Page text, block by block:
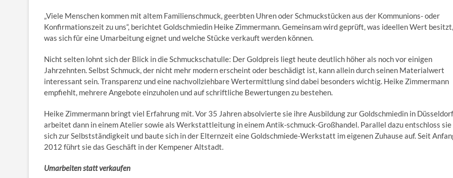
„Viele Menschen kommen mit altem Familienschmuck, geerbten Uhren oder Schmuckstücken aus der Kommunions- oder
Konfirmationszeit zu uns“, berichtet Goldschmiedin Heike Zimmermann. Gemeinsam wird geprüft, was ideellen Wert besitzt,
was sich für eine Umarbeitung eignet und welche Stücke verkauft werden können.
Nicht selten lohnt sich der Blick in die Schmuckschatulle: Der Goldpreis liegt heute deutlich höher als noch vor einigen
Jahrzehnten. Selbst Schmuck, der nicht mehr modern erscheint oder beschädigt ist, kann allein durch seinen Materialwert
interessant sein. Transparenz und eine nachvollziehbare Wertermittlung sind dabei besonders wichtig. Heike Zimmermann
empfiehlt, mehrere Angebote einzuholen und auf schriftliche Bewertungen zu bestehen.
Heike Zimmermann bringt viel Erfahrung mit. Vor 35 Jahren absolvierte sie ihre Ausbildung zur Goldschmiedin in
arbeitet dann in einem Atelier sowie als Werkstattleitung in einem Antik-schmuck-Großhandel. Parallel dazu entschloss sie
sich zur Selbstständigkeit und baute sich in der Elternzeit eine Goldschmiede-Werkstatt im eigenen Zuhause auf. Seit
2012 führt sie das Geschäft in der Kempener Altstadt.
Umarbeiten statt verkaufen